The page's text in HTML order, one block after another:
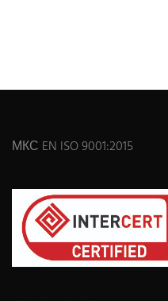
МКС EN ISO 9001:2015